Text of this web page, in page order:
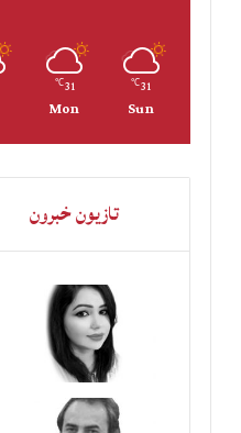
31
℃
Sun
31
℃
Mon
تازيون خبرون